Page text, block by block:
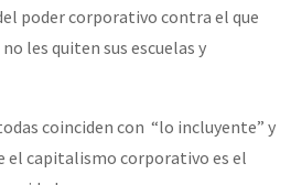
poder corporativo contra el que
les quiten sus escuelas y
coinciden con “lo incluyente” y
el capitalismo corporativo es el